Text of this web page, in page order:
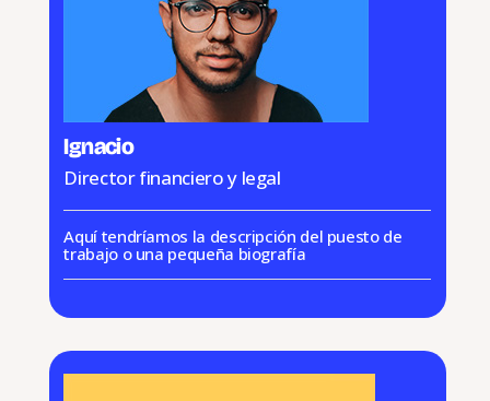
Ignacio
Director financiero y legal
Aquí tendríamos la descripción del puesto de
trabajo o una pequeña biografía